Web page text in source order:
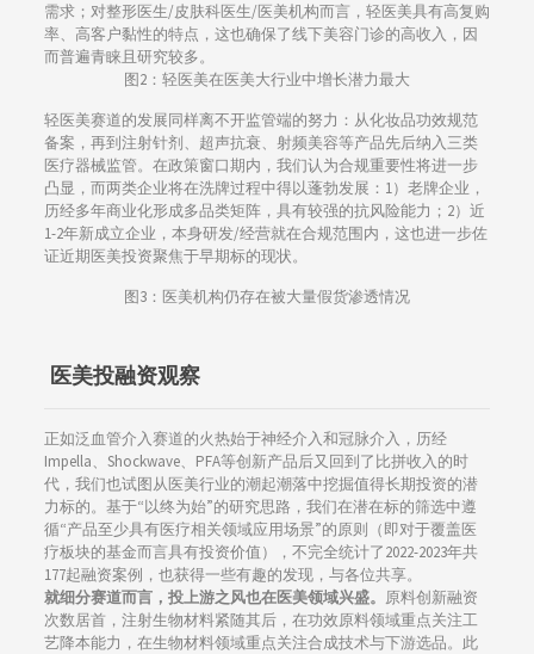
需求；对整形医生/皮肤科医生/医美机构而言，轻医美具有高复购
率、高客户黏性的特点，这也确保了线下美容门诊的高收入，因
而普遍青睐且研究较多。
图2：轻医美在医美大行业中增长潜力最大
轻医美赛道的发展同样离不开监管端的努力：从化妆品功效规范
备案，再到注射针剂、超声抗衰、射频美容等产品先后纳入三类
医疗器械监管。在政策窗口期内，我们认为合规重要性将进一步
凸显，而两类企业将在洗牌过程中得以蓬勃发展：1）老牌企业，
历经多年商业化形成多品类矩阵，具有较强的抗风险能力；2）近
1-2年新成立企业，本身研发/经营就在合规范围内，这也进一步佐
证近期医美投资聚焦于早期标的现状。
图3：医美机构仍存在被大量假货渗透情况
医美投融资观察
正如泛血管介入赛道的火热始于神经介入和冠脉介入，历经
Impella、Shockwave、PFA等创新产品后又回到了比拼收入的时
代，我们也试图从医美行业的潮起潮落中挖掘值得长期投资的潜
力标的。基于“以终为始”的研究思路，我们在潜在标的筛选中遵
循“产品至少具有医疗相关领域应用场景”的原则（即对于覆盖医
疗板块的基金而言具有投资价值），不完全统计了2022-2023年共
177起融资案例，也获得一些有趣的发现，与各位共享。
就细分赛道而言，投上游之风也在医美领域兴盛。 原料创新融资
次数居首，注射生物材料紧随其后，在功效原料领域重点关注工
艺降本能力，在生物材料领域重点关注合成技术与下游选品。此